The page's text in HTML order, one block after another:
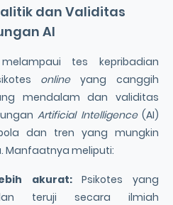
dan Validitas
AI
tes kepribadian
onlineyang canggih
mendalam dan validitas
Artificial Intelligence(AI)
dan tren yang mungkin
Manfaatnya meliputi:
akurat:Psikotes yang
teruji secara ilmiah